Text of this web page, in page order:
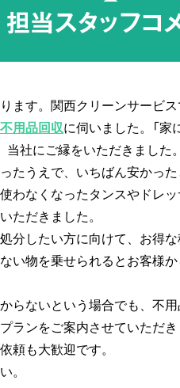
担当スタッフコ
ます。関西クリーンサービス
不用品回収に伺いました。「
当社にご縁をいただきました。
たうえで、いちばん安かっ
わなくなったタンスやドレ
ただきました。
分したい方に向けて、お得な
い物を乗せられるとお客様
らないという場合でも、不
ランをご案内させていただ
頼も大歓迎です。
。